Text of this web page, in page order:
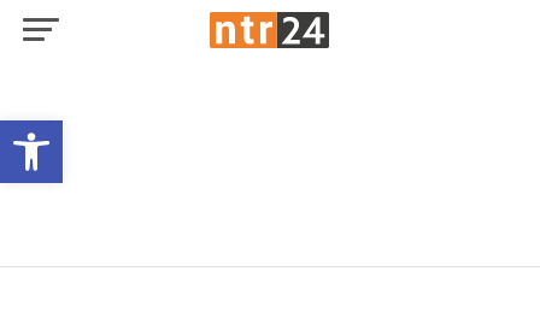
Open toolbar